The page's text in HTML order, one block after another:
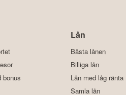
bonus
Lån
Bästa lånen
Billiga lån
Lån med låg ränta
Samla lån